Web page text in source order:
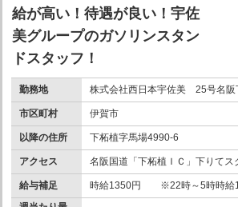
給が高い！待遇が良い！宇佐
美グループのガソリンスタン
ドスタッフ！
勤務地 株式会社西日本宇佐美 25号名阪
市区町村 伊賀市
以降の住所 下柘植字馬場4990-6
アクセス 名阪国道「下柘植ＩＣ」下りてス
給与補足
時給1350円 ※22時～5時時給